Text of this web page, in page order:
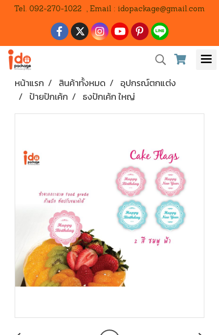
Tel. 092-270-1022 , Email : idopackage@gmail.com
หน้าแรก สินค้าทั้งหมด
อุปกรณ์ตกแต่ง
ป้ายปักเค้ก
ธงปักเค้ก ใหญ่